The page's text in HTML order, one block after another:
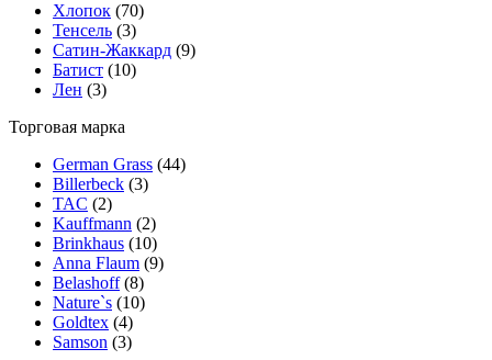
Хлопок (70)
Тенсель (3)
Сатин-Жаккард (9)
Батист (10)
Лен (3)
Торговая марка
German Grass (44)
Billerbeck (3)
TAC (2)
Kauffmann (2)
Brinkhaus (10)
Anna Flaum (9)
Belashoff (8)
Nature`s (10)
Goldtex (4)
Samson (3)